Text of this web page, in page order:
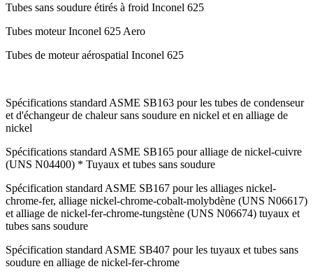
Tubes sans soudure étirés à froid Inconel 625
Tubes moteur Inconel 625 Aero
Tubes de moteur aérospatial Inconel 625
Spécifications standard ASME SB163 pour les tubes de condenseur
et d'échangeur de chaleur sans soudure en nickel et en alliage de
nickel
Spécifications standard ASME SB165 pour alliage de nickel-cuivre
(UNS N04400) * Tuyaux et tubes sans soudure
Spécification standard ASME SB167 pour les alliages nickel-
chrome-fer, alliage nickel-chrome-cobalt-molybdène (UNS N06617)
et alliage de nickel-fer-chrome-tungstène (UNS N06674) tuyaux et
tubes sans soudure
Spécification standard ASME SB407 pour les tuyaux et tubes sans
soudure en alliage de nickel-fer-chrome